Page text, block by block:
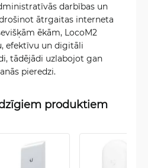
darbības un
ātrgaitas interneta
ēkām, LocoM2
efektīvu un digitāli
tādējādi uzlabojot gan
pieredzi.
produktiem